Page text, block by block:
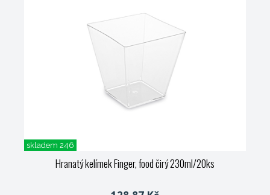
skladem 246
Hranatý kelímek Finger, food čirý 230ml/20ks